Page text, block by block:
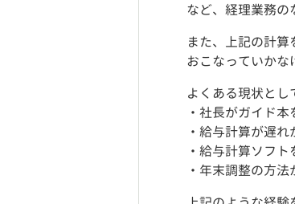
など、経理業務の
また、上記の計
おこなっていかな
よくある現状とし
・社長がガイド
・給与計算が遅
・給与計算ソフ
・年末調整の方